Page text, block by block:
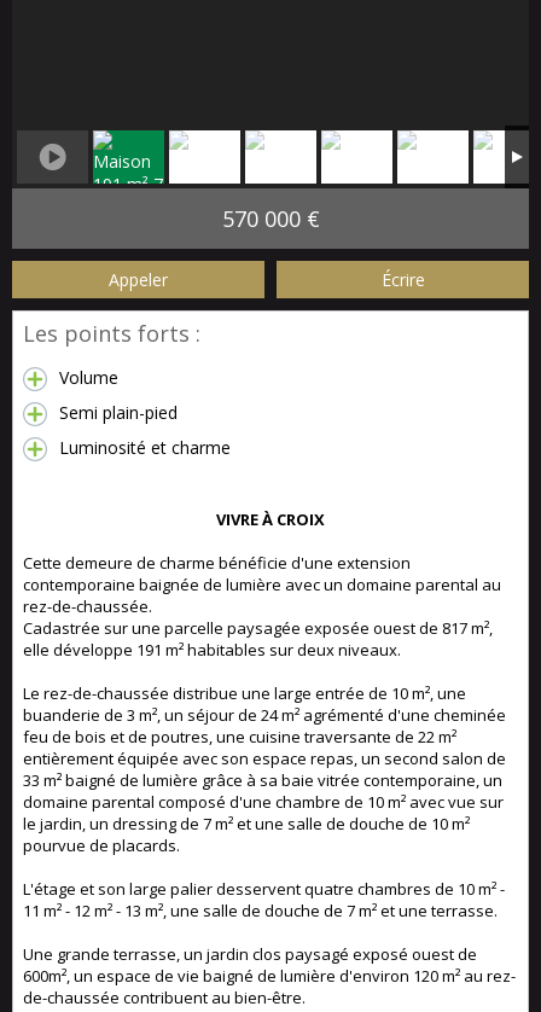
570 000 €
Appeler Écrire
Les points forts :
Volume
Semi plain-pied
Luminosité et charme
VIVRE À CROIX
Cette demeure de charme bénéficie d'une extension
contemporaine baignée de lumière avec un domaine parental au
rez-de-chaussée.
Cadastrée sur une parcelle paysagée exposée ouest de 817 m²,
elle développe 191 m² habitables sur deux niveaux.
Le rez-de-chaussée distribue une large entrée de 10 m², une
buanderie de 3 m², un séjour de 24 m² agrémenté d'une cheminée
feu de bois et de poutres, une cuisine traversante de 22 m²
entièrement équipée avec son espace repas, un second salon de
33 m² baigné de lumière grâce à sa baie vitrée contemporaine, un
domaine parental composé d'une chambre de 10 m² avec vue sur
le jardin, un dressing de 7 m² et une salle de douche de 10 m²
pourvue de placards.
L'étage et son large palier desservent quatre chambres de 10 m² -
11 m² - 12 m² - 13 m², une salle de douche de 7 m² et une terrasse.
Une grande terrasse, un jardin clos paysagé exposé ouest de
600m², un espace de vie baigné de lumière d'environ 120 m² au rez-
de-chaussée contribuent au bien-être.